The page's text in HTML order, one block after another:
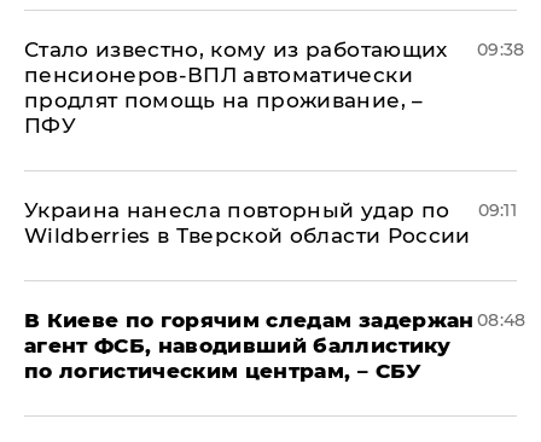
Стало известно, кому из работающих
пенсионеров-ВПЛ автоматически
продлят помощь на проживание, –
ПФУ
09:38
Украина нанесла повторный удар по
Wildberries в Тверской области России
09:11
В Киеве по горячим следам задержан
агент ФСБ, наводивший баллистику
по логистическим центрам, – СБУ
08:48